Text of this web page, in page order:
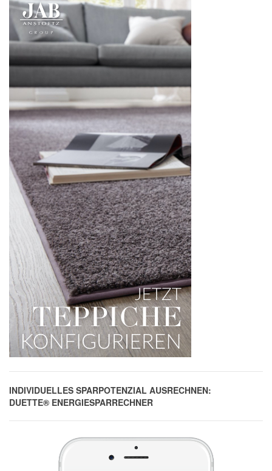
INDIVIDUELLES SPARPOTENZIAL AUSRECHNEN:
DUETTE® ENERGIESPARRECHNER